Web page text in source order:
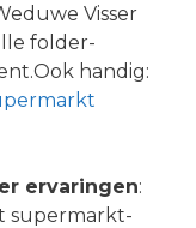
Visser
folder-
handig:
ervaringen:
supermarkt-